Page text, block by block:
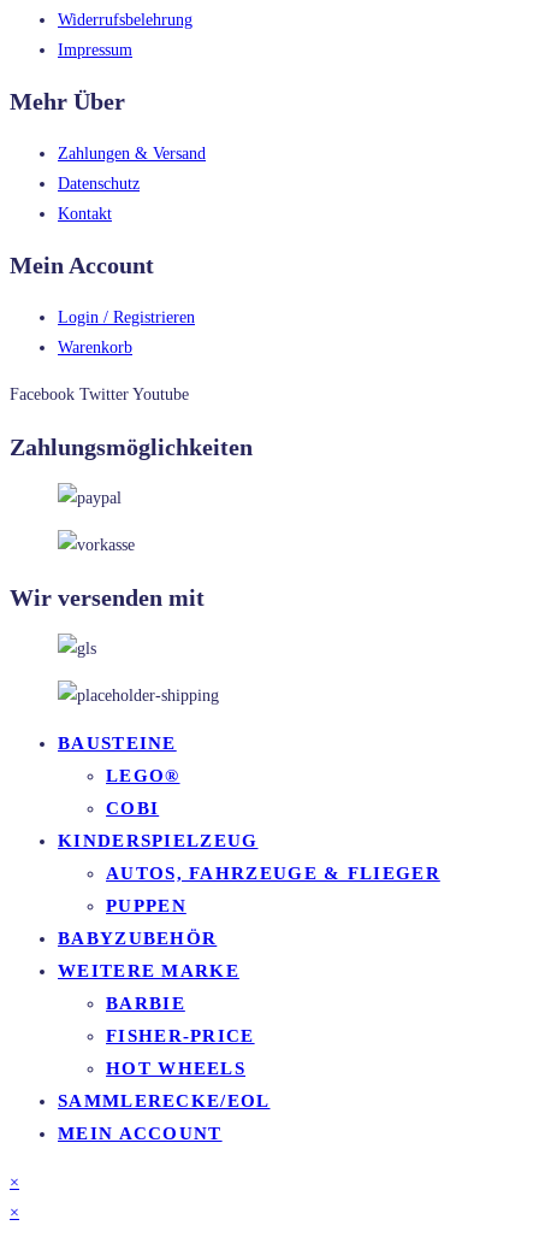
Widerrufsbelehrung
Impressum
Mehr Über
Zahlungen & Versand
Datenschutz
Kontakt
Mein Account
Login / Registrieren
Warenkorb
Facebook Twitter Youtube
Zahlungsmöglichkeiten
Wir versenden mit
BAUSTEINE
LEGO®
COBI
KINDERSPIELZEUG
AUTOS, FAHRZEUGE & FLIEGER
PUPPEN
BABYZUBEHÖR
WEITERE MARKE
BARBIE
FISHER-PRICE
HOT WHEELS
SAMMLERECKE/EOL
MEIN ACCOUNT
×
×